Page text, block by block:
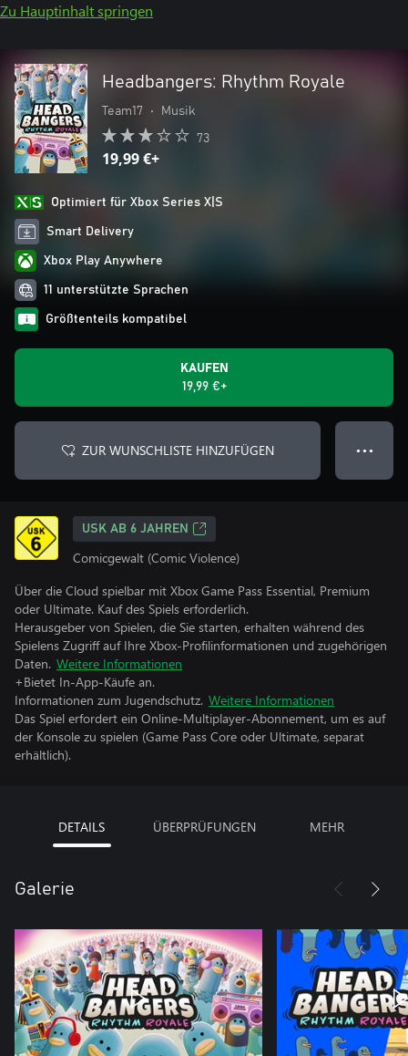
Zu Hauptinhalt springen
Headbangers: Rhythm Royale
Team17 • Musik
73
19,99 €+
Optimiert für Xbox Series X|S
Smart Delivery
Xbox Play Anywhere
11 unterstützte Sprachen
Größtenteils kompatibel
KAUFEN
19,99 €+
ZUR WUNSCHLISTE HINZUFÜGEN ● ● ●
USK AB 6 JAHREN
Comicgewalt (Comic Violence)
Über die Cloud spielbar mit Xbox Game Pass Essential, Premium
oder Ultimate. Kauf des Spiels erforderlich.
Herausgeber von Spielen, die Sie starten, erhalten während des
Spielens Zugriff auf Ihre Xbox-Profilinformationen und zugehörigen
Daten. Weitere Informationen
+Bietet In-App-Käufe an.
Informationen zum Jugendschutz. Weitere Informationen
Das Spiel erfordert ein Online-Multiplayer-Abonnement, um es auf
der Konsole zu spielen (Game Pass Core oder Ultimate, separat
erhältlich).
DETAILS ÜBERPRÜFUNGEN MEHR
Galerie